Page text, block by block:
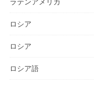
ロシア
ロシア
ロシア語